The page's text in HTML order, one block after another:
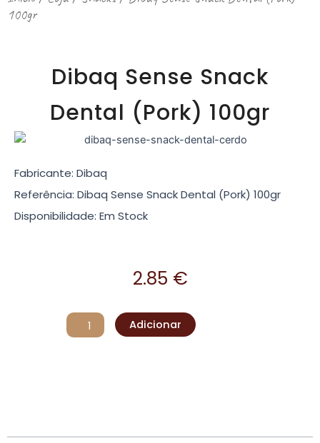
100gr
Dibaq Sense Snack
Dental (Pork) 100gr
Fabricante: Dibaq
Referência: Dibaq Sense Snack Dental (Pork) 100gr
Disponibilidade: Em Stock
2.85 €
Quantidade
de
100gr
Adicionar